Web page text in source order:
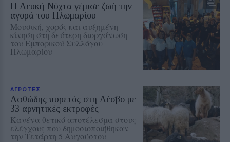
Η Λευκή Νύχτα γέμισε ζωή την
αγορά του Πλωμαρίου
Μουσική, χορός και αυξημένη
κίνηση στη δεύτερη διοργάνωση
του Εμπορικού Συλλόγου
Πλωμαρίου
ΑΓΡΟΤΕΣ
Αφθώδης πυρετός στη Λέσβο με
33 αρνητικές εκτροφές
Κανένα θετικό αποτέλεσμα στους
ελέγχους που δημοσιοποιήθηκαν
την Τετάρτη 5 Αυγούστου